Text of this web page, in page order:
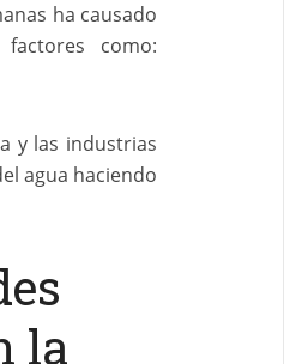
ha causado
como:
y las industrias
agua haciendo
la